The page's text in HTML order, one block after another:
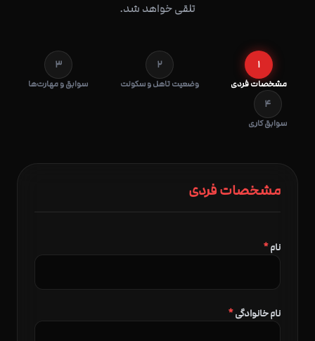
تلقی خواهد شد.
1
مشخصات فردی
2
وضعیت تاهل و سکونت
3
سوابق و مهارت‌ها
4
سوابق کاری
مشخصات فردی
نام*
نام خانوادگی*